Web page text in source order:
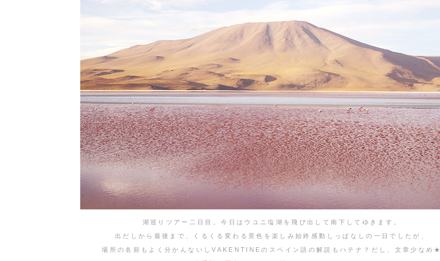
湖巡りツアー二日目。今日はウユニ塩湖を飛び出して南下してゆきます。
出だしから最後まで、くるくる変わる景色を楽しみ始終感動しっぱなしの一日でしたが、
場所の名前もよく分かんないしVAKENTINEのスペイン語の解説もハテナ？だし、文章少なめ★